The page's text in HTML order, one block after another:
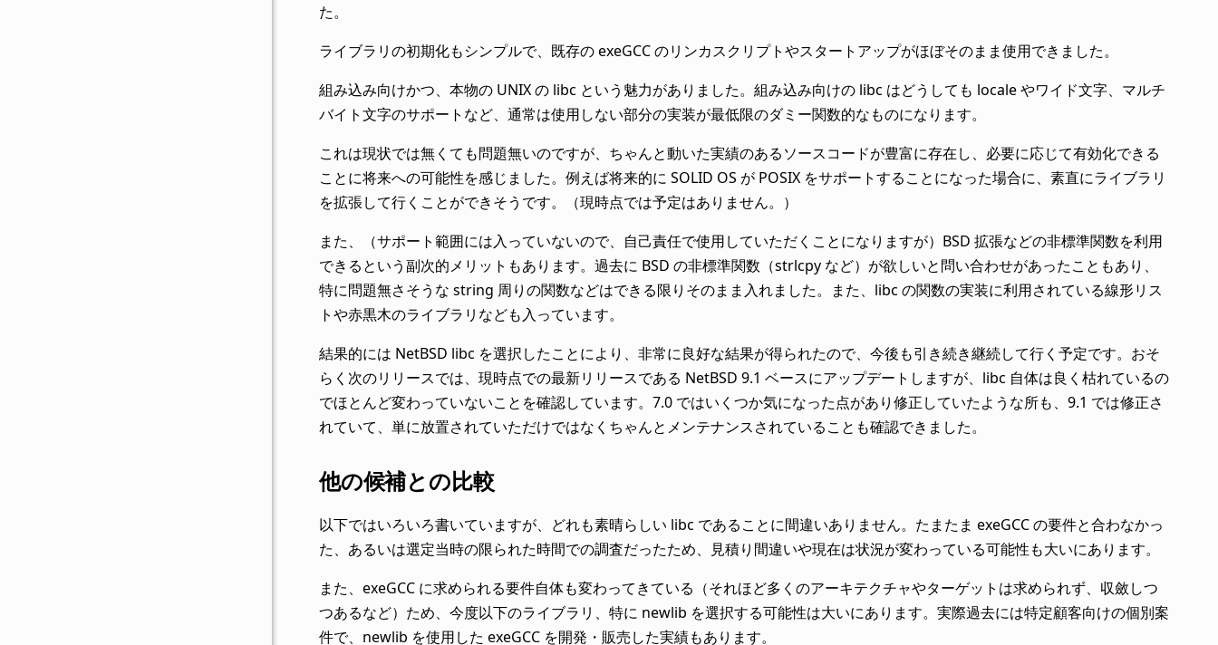
た。
ライブラリの初期化もシンプルで、既存の exeGCC のリンカスクリプトやスタートアップがほぼそのまま使用できました。
組み込み向けかつ、本物の UNIX の libc という魅力がありました。組み込み向けの libc はどうしても locale やワイド文字、マルチ
バイト文字のサポートなど、通常は使用しない部分の実装が最低限のダミー関数的なものになります。
これは現状では無くても問題無いのですが、ちゃんと動いた実績のあるソースコードが豊富に存在し、必要に応じて有効化できる
ことに将来への可能性を感じました。例えば将来的に SOLID OS が POSIX をサポートすることになった場合に、素直にライブラリ
を拡張して行くことができそうです。（現時点では予定はありません。）
また、（サポート範囲には入っていないので、自己責任で使用していただくことになりますが）BSD 拡張などの非標準関数を利用
できるという副次的メリットもあります。過去に BSD の非標準関数（strlcpy など）が欲しいと問い合わせがあったこともあり、
特に問題無さそうな string 周りの関数などはできる限りそのまま入れました。また、libc の関数の実装に利用されている線形リス
トや赤黒木のライブラリなども入っています。
結果的には NetBSD libc を選択したことにより、非常に良好な結果が得られたので、今後も引き続き継続して行く予定です。おそ
らく次のリリースでは、現時点での最新リリースである NetBSD 9.1 ベースにアップデートしますが、libc 自体は良く枯れているの
でほとんど変わっていないことを確認しています。7.0 ではいくつか気になった点があり修正していたような所も、9.1 では修正さ
れていて、単に放置されていただけではなくちゃんとメンテナンスされていることも確認できました。
他の候補との比較
以下ではいろいろ書いていますが、どれも素晴らしい libc であることに間違いありません。たまたま exeGCC の要件と合わなかっ
た、あるいは選定当時の限られた時間での調査だったため、見積り間違いや現在は状況が変わっている可能性も大いにあります。
また、exeGCC に求められる要件自体も変わってきている（それほど多くのアーキテクチャやターゲットは求められず、収斂しつ
つあるなど）ため、今度以下のライブラリ、特に newlib を選択する可能性は大いにあります。実際過去には特定顧客向けの個別案
件で、newlib を使用した exeGCC を開発・販売した実績もあります。